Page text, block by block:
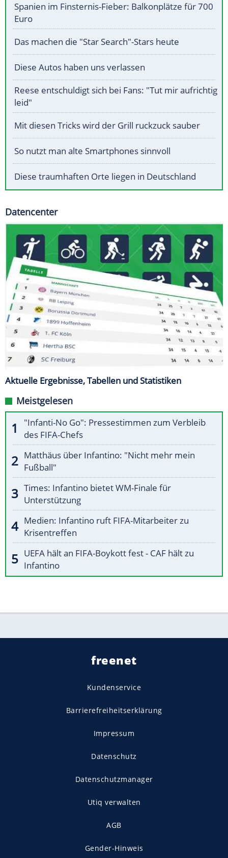
Spanien im Finsternis-Fieber: Balkonplätze für 700
Euro
Das machen die "Star Search"-Stars heute
Diese Autos haben uns verlassen
Reese entschuldigt sich bei Fans: "Tut mir aufrichtig
leid"
Mit diesen Tricks wird der Grill ruckzuck sauber
So nutzt man alte Smartphones sinnvoll
Diese traumhaften Orte liegen in Deutschland
Datencenter
Aktuelle Ergebnisse, Tabellen und Statistiken
Meistgelesen
"Infanti-No Go": Pressestimmen zum Verbleib
des FIFA-Chefs
Matthäus über Infantino: "Nicht mehr mein
Fußball"
Times: Infantino bietet WM-Finale für
Unterstützung
Medien: Infantino ruft FIFA-Mitarbeiter zu
Krisentreffen
UEFA hält an FIFA-Boykott fest - CAF hält zu
Infantino
freenet
Kundenservice
Barrierefreiheitserklärung
Impressum
Datenschutz
Datenschutzmanager
Utiq verwalten
AGB
Gender-Hinweis